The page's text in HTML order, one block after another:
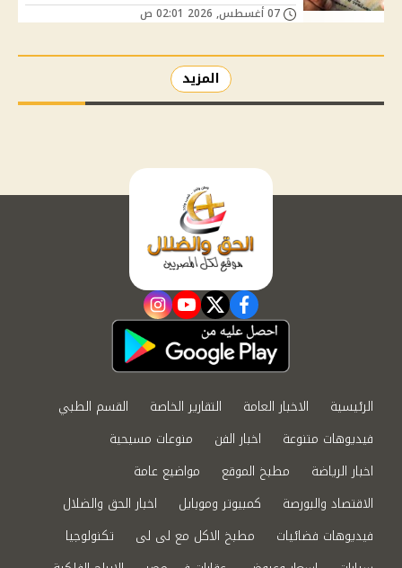
المزيد
facebook
twitter
youtube
instagram
الرئيسية الاخبار العامة التقارير الخاصة
القسم الطبي
فيديوهات متنوعة
اخبار الفن
منوعات مسيحية
اخبار الرياضة
مطبخ الموقع
مواضيع عامة
الاقتصاد والبورصة
كمبيوتر وموبايل
اخبار الحق والضلال
فيديوهات فضائيات
مطبخ الاكل مع لى لى
تكنولوجيا